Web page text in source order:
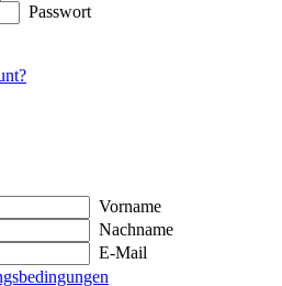
Passwort
Vorname
Nachname
E-Mail